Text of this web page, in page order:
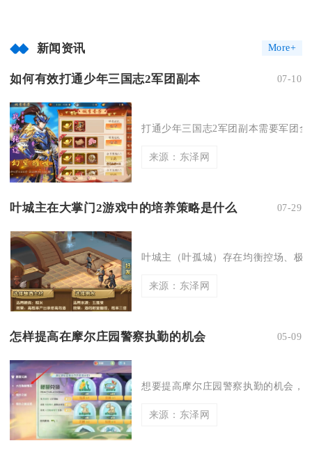
新闻资讯 More+
如何有效打通少年三国志2军团副本 07-10
打通少年三国志2军团副本需要军团
来源：东泽网
叶城主在大掌门2游戏中的培养策略是什么 07-29
叶城主（叶孤城）存在均衡控场、极
来源：东泽网
怎样提高在摩尔庄园警察执勤的机会 05-09
想要提高摩尔庄园警察执勤的机会，
来源：东泽网